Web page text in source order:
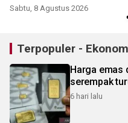
Sabtu, 8 Agustus 2026
Terpopuler -
Harga emas
serempak
6 hari lalu